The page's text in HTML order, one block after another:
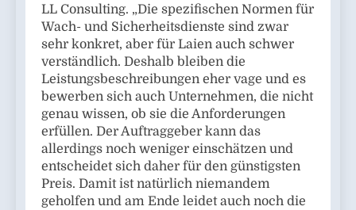
LL Consulting. „Die spezifischen Normen für
Wach- und Sicherheitsdienste sind zwar
sehr konkret, aber für Laien auch schwer
verständlich. Deshalb bleiben die
Leistungsbeschreibungen eher vage und es
bewerben sich auch Unternehmen, die nicht
genau wissen, ob sie die Anforderungen
erfüllen. Der Auftraggeber kann das
allerdings noch weniger einschätzen und
entscheidet sich daher für den günstigsten
Preis. Damit ist natürlich niemandem
geholfen und am Ende leidet auch noch die